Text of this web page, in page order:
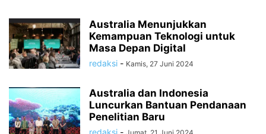
Australia Menunjukkan
Kemampuan Teknologi untuk
Masa Depan Digital
redaksi - Kamis, 27 Juni 2024
Australia dan Indonesia
Luncurkan Bantuan Pendanaan
Penelitian Baru
redaksi -